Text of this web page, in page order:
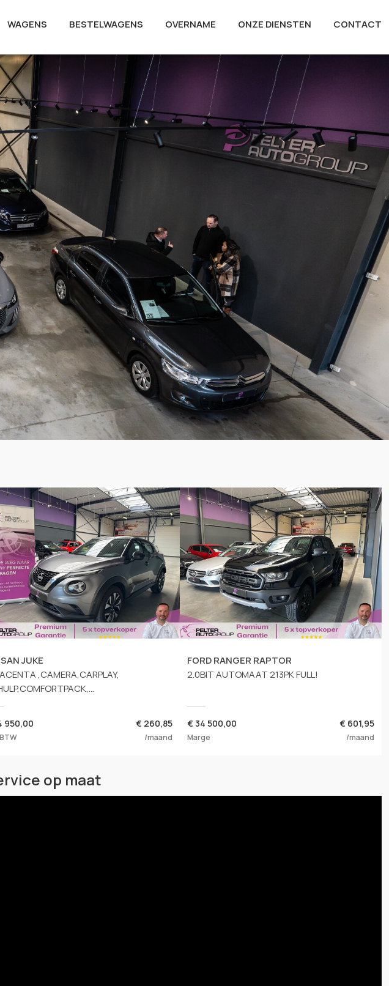
WAGENS BESTELWAGENS OVERNAME ONZE DIENSTEN CONTACT
JUKE
,CAMERA,CARPLAY,
950,00 € 260,85
/maand
FORD RANGER RAPTOR
2.0BIT AUTOMAAT 213PK FULL!
€ 34 500,00
Marge
€ 601,95
/maand
op maat